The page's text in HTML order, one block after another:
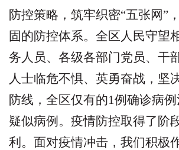
防控策略，筑牢织密“五张网”
固的防控体系。全区人民守望
务人员、各级各部门党员、干
人士临危不惧、英勇奋战，坚
防线，全区仅有的1例确诊病
疑似病例。疫情防控取得了阶
利。面对疫情冲击，我们积极